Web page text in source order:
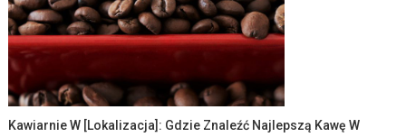
Kawiarnie W [lokalizacja]: Gdzie Znaleźć Najlepszą Kawę W